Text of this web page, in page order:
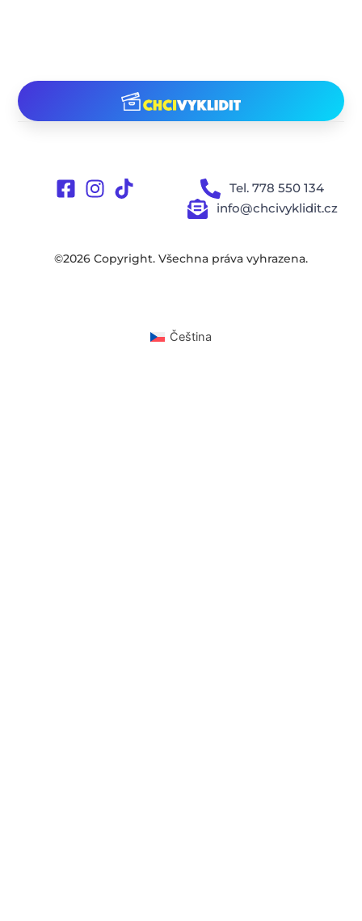
Tel. 778 550 134
info@chcivyklidit.cz
©2026 Copyright. Všechna práva vyhrazena.
Čeština